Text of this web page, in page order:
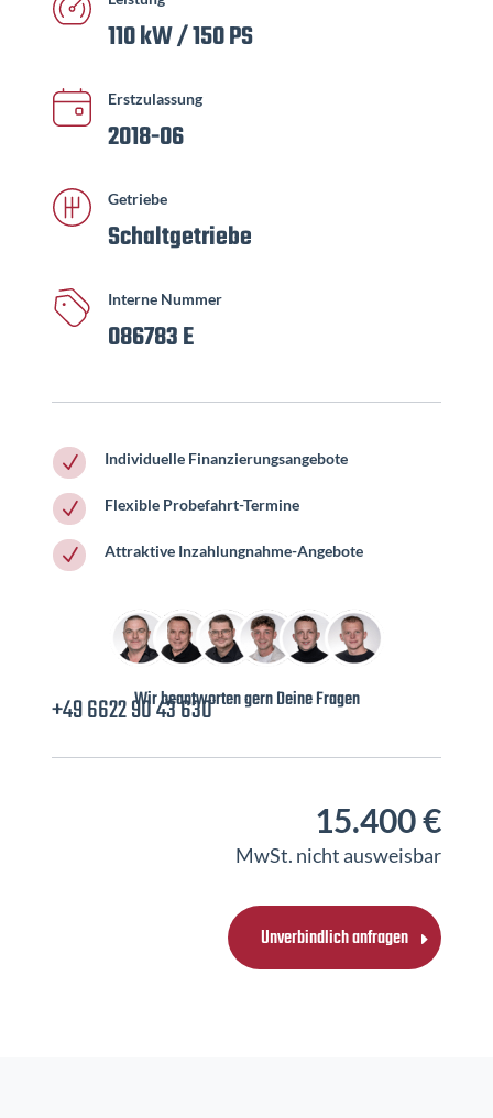
110 kW / 150 PS
Erstzulassung
2018-06
Getriebe
Schaltgetriebe
Interne Nummer
086783 E
N Individuelle Finanzierungsangebote
N Flexible Probefahrt-Termine
N Attraktive Inzahlungnahme-Angebote
Wir beantworten gern Deine Fragen
+49 6622 90 43 630
15.400 €
MwSt. nicht ausweisbar
Unverbindlich anfragen